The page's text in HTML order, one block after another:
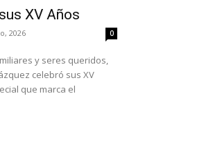
XV Años
2026 0
y seres queridos,
celebró sus XV
que marca el